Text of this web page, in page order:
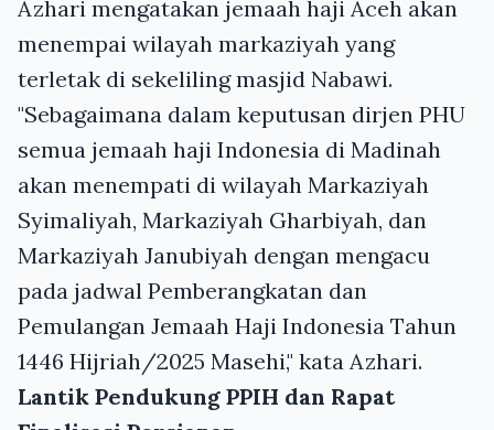
Azhari mengatakan jemaah haji Aceh akan
menempai wilayah markaziyah yang
terletak di sekeliling masjid Nabawi.
"Sebagaimana dalam keputusan dirjen PHU
semua jemaah haji Indonesia di Madinah
akan menempati di wilayah Markaziyah
Syimaliyah, Markaziyah Gharbiyah, dan
Markaziyah Janubiyah dengan mengacu
pada jadwal Pemberangkatan dan
Pemulangan Jemaah Haji Indonesia Tahun
1446 Hijriah/2025 Masehi," kata Azhari.
Lantik Pendukung PPIH dan Rapat